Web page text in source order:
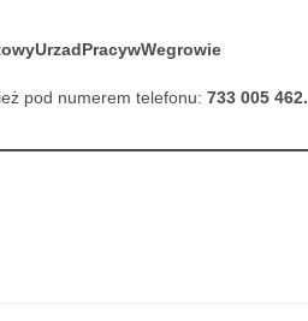
pod numerem telefonu: 733 005 462.